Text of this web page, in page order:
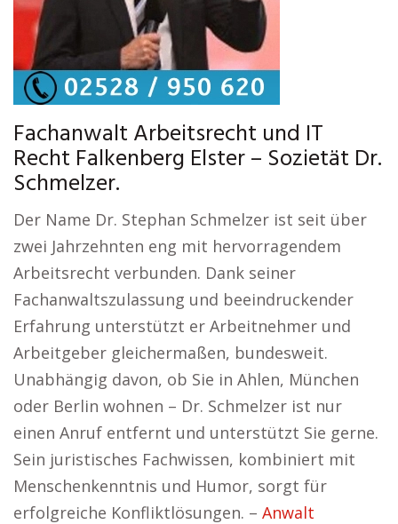
Fachanwalt Arbeitsrecht und IT
Recht Falkenberg Elster – Sozietät Dr.
Schmelzer.
Der Name Dr. Stephan Schmelzer ist seit über
zwei Jahrzehnten eng mit hervorragendem
Arbeitsrecht verbunden. Dank seiner
Fachanwaltszulassung und beeindruckender
Erfahrung unterstützt er Arbeitnehmer und
Arbeitgeber gleichermaßen, bundesweit.
Unabhängig davon, ob Sie in Ahlen, München
oder Berlin wohnen – Dr. Schmelzer ist nur
einen Anruf entfernt und unterstützt Sie gerne.
Sein juristisches Fachwissen, kombiniert mit
Menschenkenntnis und Humor, sorgt für
erfolgreiche Konfliktlösungen. – Anwalt